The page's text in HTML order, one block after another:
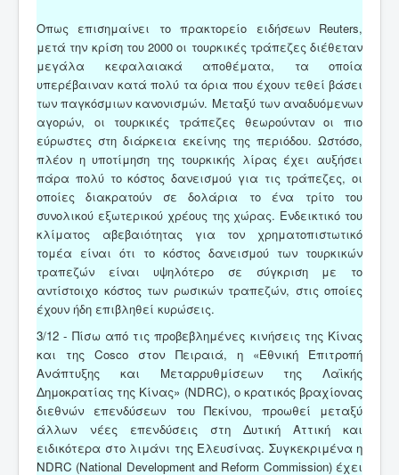
Οπως επισημαίνει το πρακτορείο ειδήσεων Reuters,
μετά την κρίση του 2000 οι τουρκικές τράπεζες διέθεταν
μεγάλα κεφαλαιακά αποθέματα, τα οποία
υπερέβαιναν κατά πολύ τα όρια που έχουν τεθεί βάσει
των παγκόσμιων κανονισμών. Μεταξύ των αναδυόμενων
αγορών, οι τουρκικές τράπεζες θεωρούνταν οι πιο
εύρωστες στη διάρκεια εκείνης της περιόδου. Ωστόσο,
πλέον η υποτίμηση της τουρκικής λίρας έχει αυξήσει
πάρα πολύ το κόστος δανεισμού για τις τράπεζες, οι
οποίες διακρατούν σε δολάρια το ένα τρίτο του
συνολικού εξωτερικού χρέους της χώρας. Ενδεικτικό του
κλίματος αβεβαιότητας για τον χρηματοπιστωτικό
τομέα είναι ότι το κόστος δανεισμού των τουρκικών
τραπεζών είναι υψηλότερο σε σύγκριση με το
αντίστοιχο κόστος των ρωσικών τραπεζών, στις οποίες
έχουν ήδη επιβληθεί κυρώσεις.
3/12 - Πίσω από τις προβεβλημένες κινήσεις της Κίνας
και της Cosco στον Πειραιά, η «Εθνική Επιτροπή
Ανάπτυξης και Μεταρρυθμίσεων της Λαϊκής
Δημοκρατίας της Κίνας» (NDRC), ο κρατικός βραχίονας
διεθνών επενδύσεων του Πεκίνου, προωθεί μεταξύ
άλλων νέες επενδύσεις στη Δυτική Αττική και
ειδικότερα στο λιμάνι της Ελευσίνας. Συγκεκριμένα η
NDRC (National Development and Reform Commission) έχει